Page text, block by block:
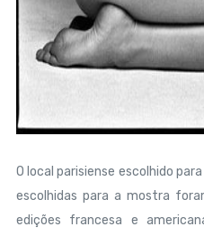
O local parisiense escolhido
escolhidas para a mostra
edições francesa e